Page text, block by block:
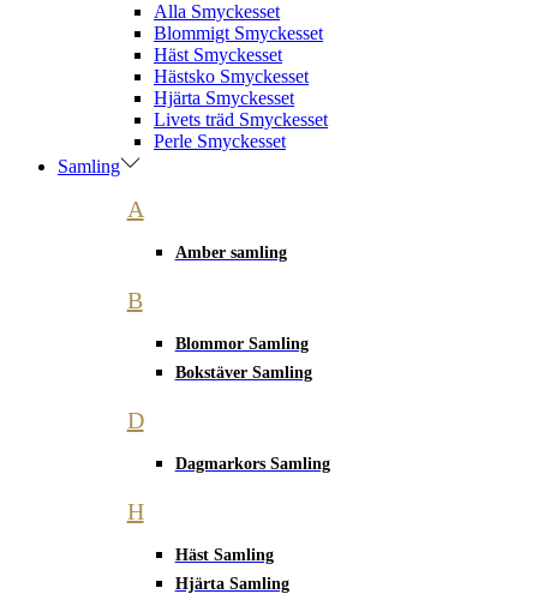
Alla Smyckesset
Blommigt Smyckesset
Häst Smyckesset
Hästsko Smyckesset
Hjärta Smyckesset
Livets träd Smyckesset
Perle Smyckesset
Samling
A
Amber samling
B
Blommor Samling
Bokstäver Samling
D
Dagmarkors Samling
H
Häst Samling
Hjärta Samling